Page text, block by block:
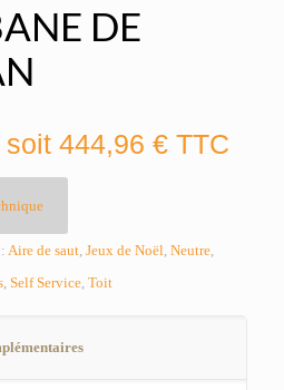
DE
soit 444,96 € TTC
Aire de saut Jeux de Noël Neutre
Self Service Toit